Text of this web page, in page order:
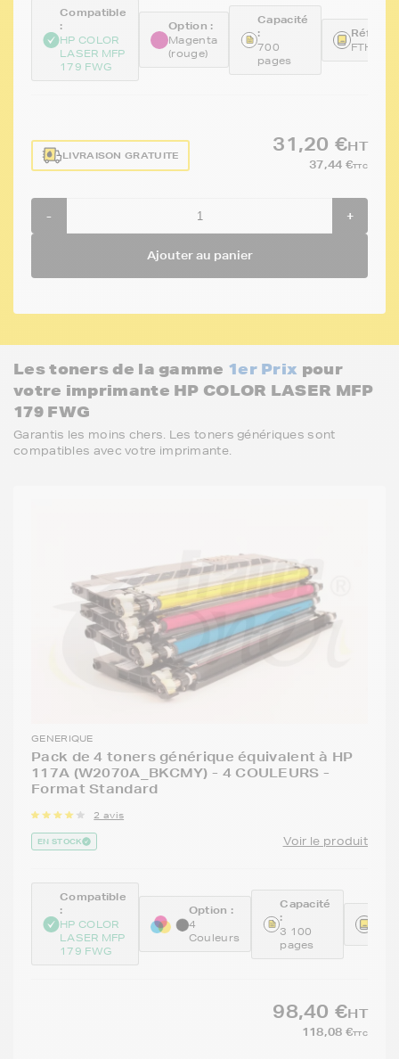
Compatible
:
HP COLOR
LASER MFP
179 FWG
Option :
Magenta
(rouge)
Capacité
:
700
pages
LIVRAISON GRATUITE
31,20 €HT
37,44 €TTC
- +
Ajouter au panier
Les toners de la gamme 1er Prix pour
votre imprimante HP COLOR LASER MFP
179 FWG
Garantis les moins chers. Les toners génériques sont
compatibles avec votre imprimante.
GENERIQUE
Pack de 4 toners générique équivalent à HP
117A (W2070A_BKCMY) - 4 COULEURS -
Format Standard
2 avis
EN STOCK Voir le produit
Compatible
:
HP COLOR
LASER MFP
179 FWG
Option :
4
Couleurs
Capacité
:
3 100
pages
98,40 €HT
118,08 €TTC